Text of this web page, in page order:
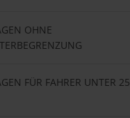
OHNE
FÜR FAHRER UNTER 25